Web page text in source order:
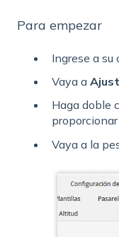
Para empezar
Ingrese a su
Vaya a
Haga doble
Vaya a la